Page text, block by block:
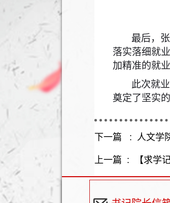
最后，
落实落细就
加精准的就业
此次就
奠定了坚实
下一篇 : 人文学
上一篇 : 【求学